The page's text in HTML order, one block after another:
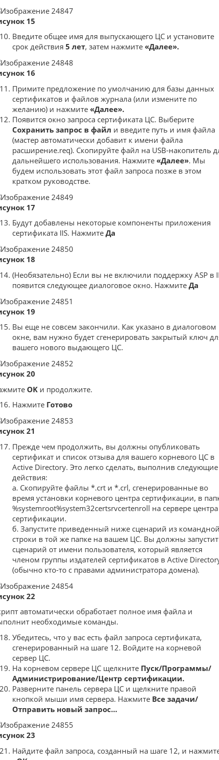
15
Введите общее имя для выпускающего ЦС и установите
срок действия 5 лет, затем нажмите «Далее».
16
Примите предложение по умолчанию для базы данных
сертификатов и файлов журнала (или измените по
желанию) и нажмите «Далее».
Появится окно запроса сертификата ЦС. Выберите
Сохранить запрос в файл и введите путь и имя файла
(мастер автоматически добавит к имени файла
расширение.req). Скопируйте файл на USB-накопитель
дальнейшего использования. Нажмите «Далее». Мы
будем использовать этот файл запроса позже в этом
кратком руководстве.
17
Будут добавлены некоторые компоненты приложения
сертификата IIS. Нажмите Да
18
(Необязательно) Если вы не включили поддержку ASP в
появится следующее диалоговое окно. Нажмите Да
19
Вы еще не совсем закончили. Как указано в диалоговом
окне, вам нужно будет сгенерировать закрытый ключ
вашего нового выдающего ЦС.
20
OK и продолжите.
Нажмите Готово
21
Прежде чем продолжить, вы должны опубликовать
сертификат и список отзыва для вашего корневого ЦС в
Active Directory. Это легко сделать, выполнив следующие
действия:
а. Скопируйте файлы *.crt и *.crl, сгенерированные во
время установки корневого центра сертификации, в
%systemroot%system32certsrvcertenroll на сервере центра
сертификации.
б. Запустите приведенный ниже сценарий из
строки в той же папке на вашем ЦС. Вы должны
сценарий от имени пользователя, который является
членом группы издателей сертификатов в Active
(обычно кто-то с правами администратора домена).
22
автоматически обработает полное имя файла и
необходимые команды.
Убедитесь, что у вас есть файл запроса сертификата,
сгенерированный на шаге 12. Войдите на корневой
сервер ЦС.
На корневом сервере ЦС щелкните Пуск/Программы/
Администрирование/Центр сертификации.
Разверните панель сервера ЦС и щелкните правой
кнопкой мыши имя сервера. Нажмите Все задачи/
Отправить новый запрос…
23
Найдите файл запроса, созданный на шаге 12, и